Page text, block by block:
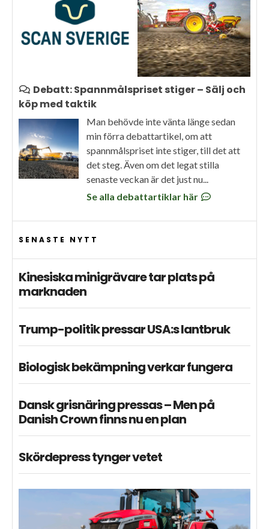
Debatt: Spannmålspriset stiger – Sälj och
köp med taktik
Man behövde inte vänta länge sedan
min förra debattartikel, om att
spannmålspriset inte stiger, till det att
det steg. Även om det legat stilla
senaste veckan är det just nu...
Se alla debattartiklar här
SENASTE NYTT
Kinesiska minigrävare tar plats på
marknaden
Trump-politik pressar USA:s lantbruk
Biologisk bekämpning verkar fungera
Dansk grisnäring pressas – Men på
Danish Crown finns nu en plan
Skördepress tynger vetet